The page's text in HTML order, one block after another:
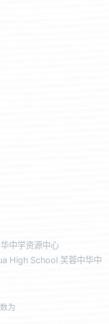
中学资源中心
High School 芙蓉中华中
为